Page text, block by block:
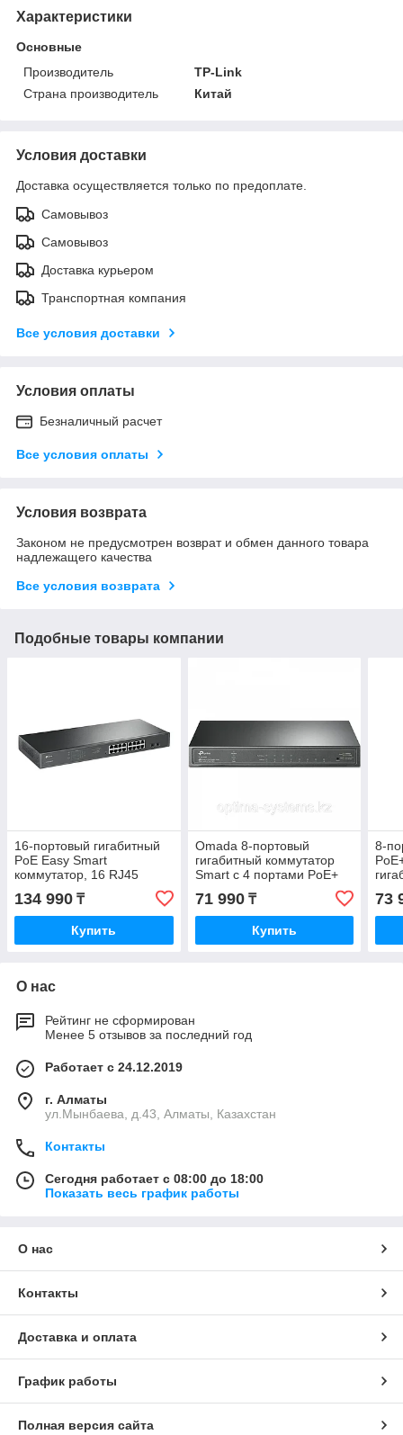
Характеристики
Основные
Производитель
TP-Link
Страна производитель
Китай
Условия доставки
Доставка осуществляется только по предоплате.
Самовывоз
Самовывоз
Доставка курьером
Транспортная компания
Все условия доставки
Условия оплаты
Безналичный расчет
Все условия оплаты
Условия возврата
Законом не предусмотрен возврат и обмен данного товара
надлежащего качества
Все условия возврата
Подобные товары компании
16-портовый гигабитный
PoE Easy Smart
коммутатор, 16 RJ45
портов 10/100/1000Мбит/
с, поддержка 802.3af/at
PoE
134 990 ₸
Купить
Omada 8-портовый
гигабитный коммутатор
Smart с 4 портами PoE+
71 990₸
Купить
8-
73
О нас
Рейтинг не сформирован
Менее 5 отзывов за последний год
Работает с 24.12.2019
г. Алматы
ул.Мынбаева, д.43, Алматы, Казахстан
Контакты
Сегодня работает с 08:00 до 18:00
Показать весь график работы
О нас
Контакты
Доставка и оплата
График работы
Полная версия сайта